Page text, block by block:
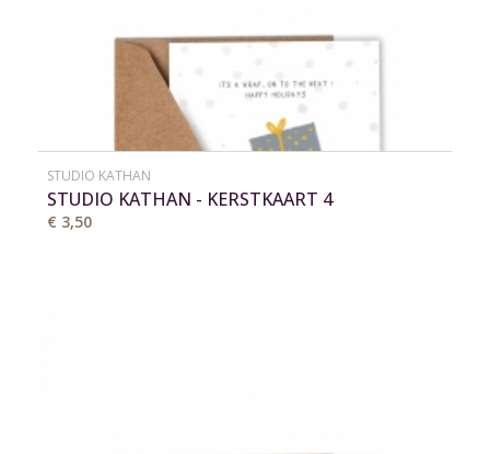
STUDIO KATHAN
STUDIO KATHAN - KERSTKAART 4
€ 3,50